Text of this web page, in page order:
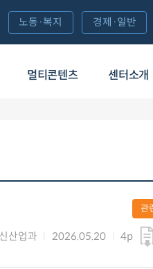
멀티콘텐츠 센터소개
노동·복지 경제·일반
산업과 2026.05.20 4p
관